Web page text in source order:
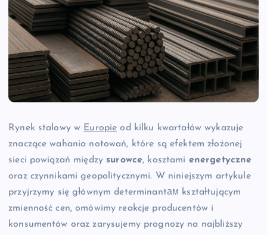
Rynek stalowy w Europie od kilku kwartałów wykazuje
znaczące wahania notowań, które są efektem złożonej
sieci powiązań między surowce, kosztami energetyczne
oraz czynnikami geopolitycznymi. W niniejszym artykule
przyjrzymy się głównym determinantам kształtującym
zmienność cen, omówimy reakcje producentów i
konsumentów oraz zarysujemy prognozy na najbliższy